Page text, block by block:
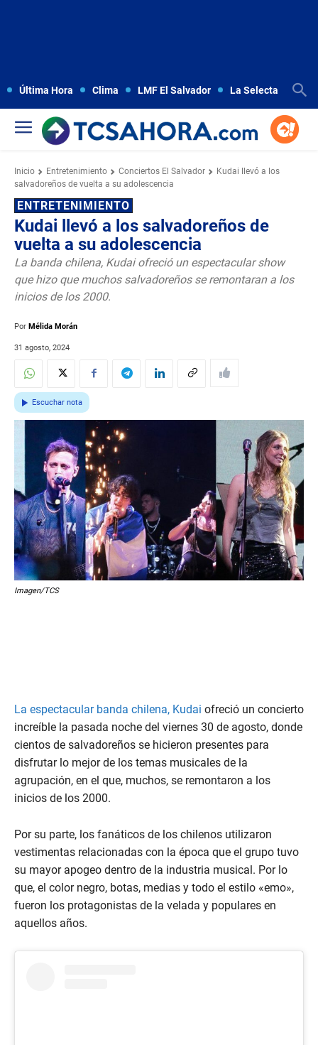
Última Hora Clima LMF El Salvador La Selecta
Inicio Entretenimiento Conciertos El Salvador
Kudai llevó a los
salvadoreños de vuelta a su adolescencia
ENTRETENIMIENTO
Kudai llevó a los salvadoreños de
vuelta a su adolescencia
La banda chilena, Kudai ofreció un espectacular show
que hizo que muchos salvadoreños se remontaran a los
inicios de los 2000.
Por Mélida Morán
31 agosto, 2024
Escuchar nota
Imagen/TCS
La espectacular banda chilena, Kudai ofreció un concierto
increíble la pasada noche del viernes 30 de agosto, donde
cientos de salvadoreños se hicieron presentes para
disfrutar lo mejor de los temas musicales de la
agrupación, en el que, muchos, se remontaron a los
inicios de los 2000.
Por su parte, los fanáticos de los chilenos utilizaron
vestimentas relacionadas con la época que el grupo tuvo
su mayor apogeo dentro de la industria musical. Por lo
que, el color negro, botas, medias y todo el estilo «emo»,
fueron los protagonistas de la velada y populares en
aquellos años.